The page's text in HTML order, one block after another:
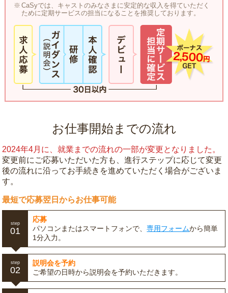
CaSyでは、キャストのみなさまに安定的な収入を得ていただく
ために定期サービスの担当になることを推奨しております。
お仕事開始までの流れ
2024年4月に、就業までの流れの一部が変更となりました。
変更前にご応募いただいた方も、進行ステップに応じて変更
後の流れに沿ってお手続きを進めていただく場合がございま
す。
最短で応募翌日からお仕事可能
step
01
応募
パソコンまたはスマートフォンで、専用フォームから簡単
1分入力。
step
02
説明会を予約
ご希望の日時から説明会を予約いただきます。